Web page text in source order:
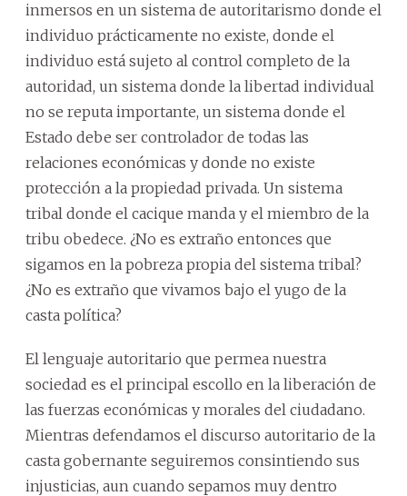
inmersos en un sistema de autoritarismo donde el
individuo prácticamente no existe, donde el
individuo está sujeto al control completo de la
autoridad, un sistema donde la libertad individual
no se reputa importante, un sistema donde el
Estado debe ser controlador de todas las
relaciones económicas y donde no existe
protección a la propiedad privada. Un sistema
tribal donde el cacique manda y el miembro de la
tribu obedece. ¿No es extraño entonces que
sigamos en la pobreza propia del sistema tribal?
¿No es extraño que vivamos bajo el yugo de la
casta política?
El lenguaje autoritario que permea nuestra
sociedad es el principal escollo en la liberación de
las fuerzas económicas y morales del ciudadano.
Mientras defendamos el discurso autoritario de la
casta gobernante seguiremos consintiendo sus
injusticias, aun cuando sepamos muy dentro